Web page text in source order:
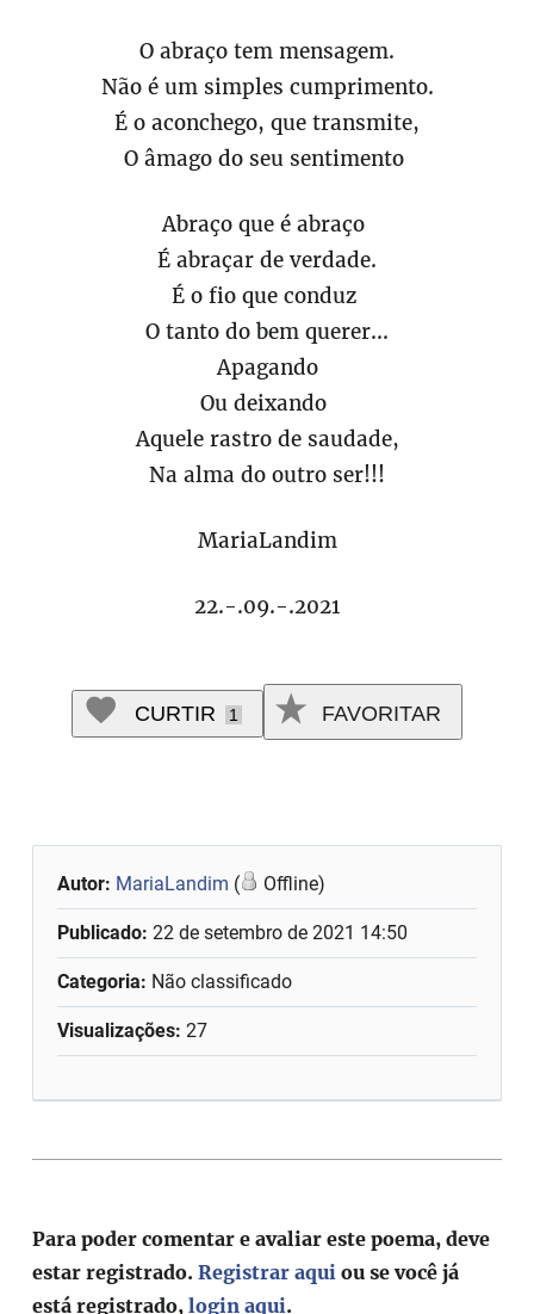
O abraço tem mensagem.
Não é um simples cumprimento.
É o aconchego, que transmite,
O âmago do seu sentimento
Abraço que é abraço
É abraçar de verdade.
É o fio que conduz
O tanto do bem querer...
Apagando
Ou deixando
Aquele rastro de saudade,
Na alma do outro ser!!!
MariaLandim
22.-.09.-.2021
CURTIR 1 FAVORITAR
Autor: MariaLandim ( Offline)
Publicado:22 de setembro de 2021 14:50
Categoria: Não classificado
Visualizações: 27
Para poder comentar e avaliar este poema, deve
estar registrado.Registrar aqui ou se você já
está registrado,login aqui.